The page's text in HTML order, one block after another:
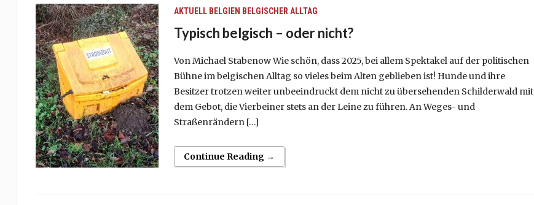
AKTUELL BELGIEN BELGISCHER ALLTAG
Typisch belgisch – oder nicht?
Von Michael Stabenow Wie schön, dass 2025, bei allem Spektakel auf der politischen
Bühne im belgischen Alltag so vieles beim Alten geblieben ist! Hunde und ihre
Besitzer trotzen weiter unbeeindruckt dem nicht zu übersehenden Schilderwald mit
dem Gebot, die Vierbeiner stets an der Leine zu führen. An Weges- und
Straßenrändern […]
Continue Reading →